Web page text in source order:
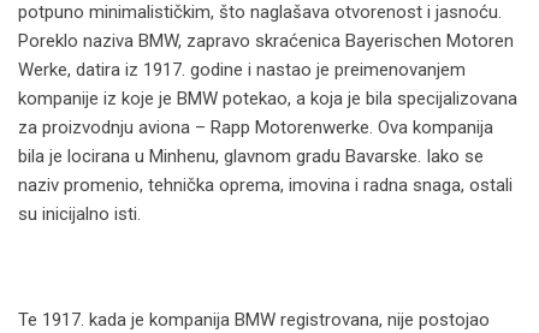
potpuno minimalističkim, što naglašava otvorenost i jasnoću.
Poreklo naziva BMW, zapravo skraćenica Bayerischen Motoren
Werke, datira iz 1917. godine i nastao je preimenovanjem
kompanije iz koje je BMW potekao, a koja je bila specijalizovana
za proizvodnju aviona – Rapp Motorenwerke. Ova kompanija
bila je locirana u Minhenu, glavnom gradu Bavarske. Iako se
naziv promenio, tehnička oprema, imovina i radna snaga, ostali
su inicijalno isti.
Te 1917. kada je kompanija BMW registrovana, nije postojao